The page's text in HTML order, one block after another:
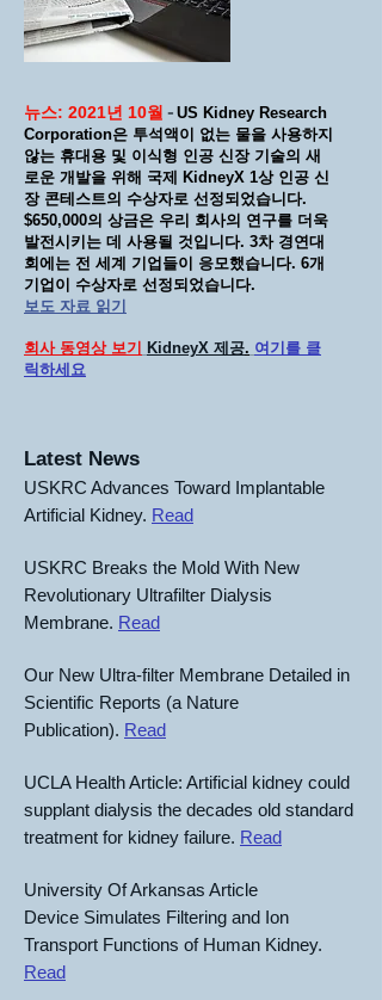
뉴스: 2021년 10월 - US Kidney Research
Corporation은 투석액이 없는 물을 사용하지
않는 휴대용 및 이식형 인공 신장 기술의 새
로운 개발을 위해 국제 KidneyX 1상 인공 신
장 콘테스트의 수상자로 선정되었습니다.
$650,000의 상금은 우리 회사의 연구를 더욱
발전시키는 데 사용될 것입니다. 3차 경연대
회에는 전 세계 기업들이 응모했습니다. 6개
기업이 수상자로 선정되었습니다.
보도 자료 읽기
회사 동영상 보기 KidneyX 제공. 여기를 클
릭하세요
Latest News
USKRC Advances Toward Implantable
Artificial Kidney. Read
USKRC Breaks the Mold With New
Revolutionary Ultrafilter Dialysis
Membrane. Read
Our New Ultra-filter Membrane Detailed in
Scientific Reports (a Nature
Publication). Read
UCLA Health Article: Artificial kidney could
supplant dialysis the decades old standard
treatment for kidney failure. Read
University Of Arkansas Article
Device Simulates Filtering and Ion
Transport Functions of Human Kidney.
Read